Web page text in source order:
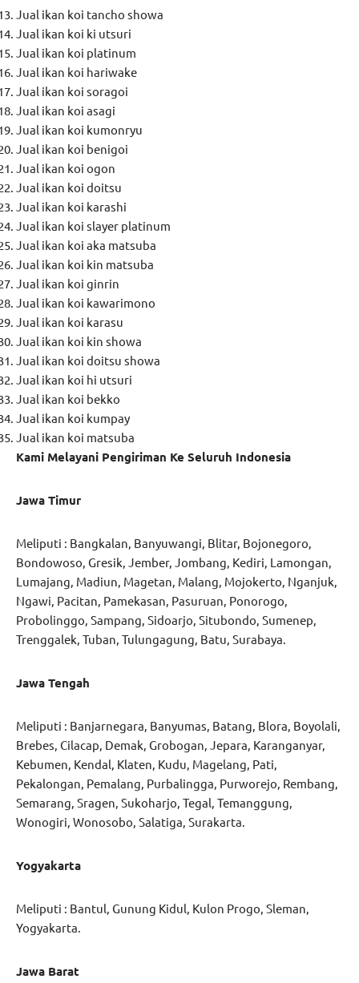
Jual ikan koi tancho showa
Jual ikan koi ki utsuri
Jual ikan koi platinum
Jual ikan koi hariwake
Jual ikan koi soragoi
Jual ikan koi asagi
Jual ikan koi kumonryu
Jual ikan koi benigoi
Jual ikan koi ogon
Jual ikan koi doitsu
Jual ikan koi karashi
Jual ikan koi slayer platinum
Jual ikan koi aka matsuba
Jual ikan koi kin matsuba
Jual ikan koi ginrin
Jual ikan koi kawarimono
Jual ikan koi karasu
Jual ikan koi kin showa
Jual ikan koi doitsu showa
Jual ikan koi hi utsuri
Jual ikan koi bekko
Jual ikan koi kumpay
Jual ikan koi matsuba
Kami Melayani Pengiriman Ke Seluruh Indonesia
Jawa Timur
Meliputi : Bangkalan, Banyuwangi, Blitar, Bojonegoro,
Bondowoso, Gresik, Jember, Jombang, Kediri, Lamongan,
Lumajang, Madiun, Magetan, Malang, Mojokerto, Nganjuk,
Ngawi, Pacitan, Pamekasan, Pasuruan, Ponorogo,
Probolinggo, Sampang, Sidoarjo, Situbondo, Sumenep,
Trenggalek, Tuban, Tulungagung, Batu, Surabaya.
Jawa Tengah
Meliputi : Banjarnegara, Banyumas, Batang, Blora, Boyolali,
Brebes, Cilacap, Demak, Grobogan, Jepara, Karanganyar,
Kebumen, Kendal, Klaten, Kudu, Magelang, Pati,
Pekalongan, Pemalang, Purbalingga, Purworejo, Rembang,
Semarang, Sragen, Sukoharjo, Tegal, Temanggung,
Wonogiri, Wonosobo, Salatiga, Surakarta.
Yogyakarta
Meliputi : Bantul, Gunung Kidul, Kulon Progo, Sleman,
Yogyakarta.
Jawa Barat